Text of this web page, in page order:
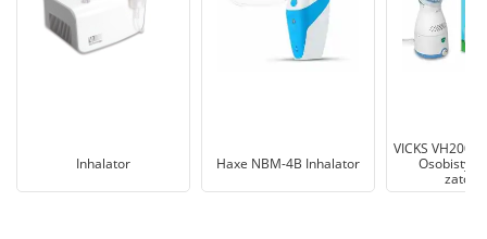
Inhalator Haxe NBM-4B Inhalator
VICKS VH200
Osobisty